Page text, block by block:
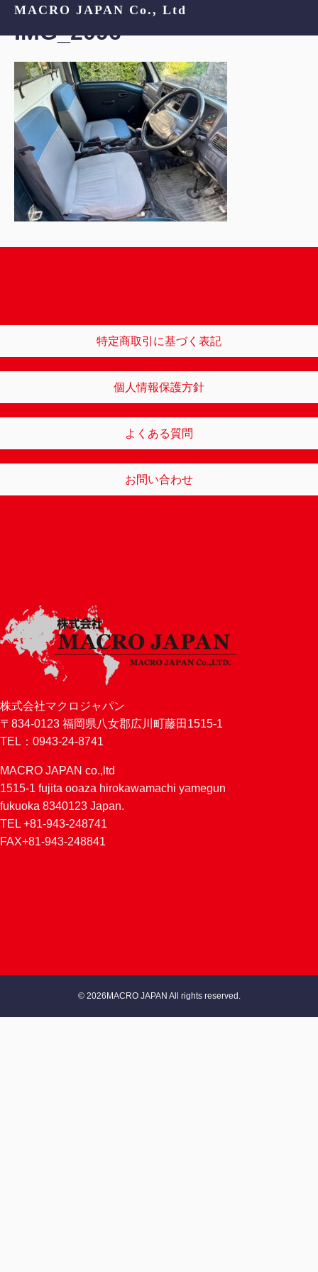
MACRO JAPAN Co., Ltd
IMG_2096
特定商取引に基づく表記
個人情報保護方針
よくある質問
お問い合わせ
株式会社マクロジャパン
〒834-0123 福岡県八女郡広川町藤田1515-1
TEL：0943-24-8741
MACRO JAPAN co.,ltd
1515-1 fujita ooaza hirokawamachi yamegun
fukuoka 8340123 Japan.
TEL +81-943-248741
FAX+81-943-248841
© 2026MACRO JAPAN All rights reserved.